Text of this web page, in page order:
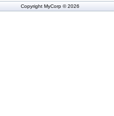
Copyright MyCorp © 2026